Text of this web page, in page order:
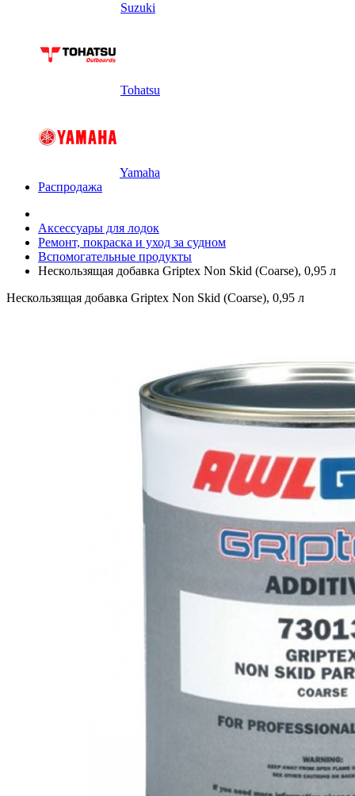
Suzuki
Tohatsu
Yamaha
Распродажа
Аксессуары для лодок
Ремонт, покраска и уход за судном
Вспомогательные продукты
Нескользящая добавка Griptex Non Skid (Coarse), 0,95 л
Нескользящая добавка Griptex Non Skid (Coarse), 0,95 л